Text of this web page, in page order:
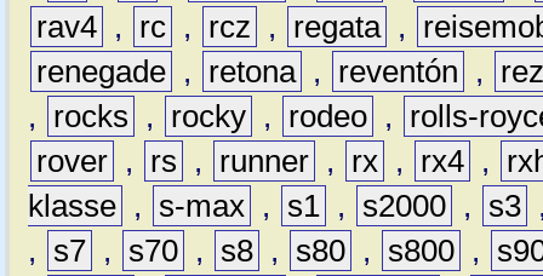
rav4 , rc , rcz , regata ,
renegade , retona , reventón ,
,
rocks , rocky , rodeo ,
rolls-
rover , rs , runner , rx , rx4 ,
klasse , s-max , s1 , s2000 , s3
,
s7 , s70 , s8 , s80 , s800 ,